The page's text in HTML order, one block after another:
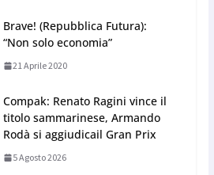
Brave! (Repubblica Futura):
“Non solo economia”
21 Aprile 2020
Compak: Renato Ragini vince il
titolo sammarinese, Armando
Rodà si aggiudicail Gran Prix
5 Agosto 2026